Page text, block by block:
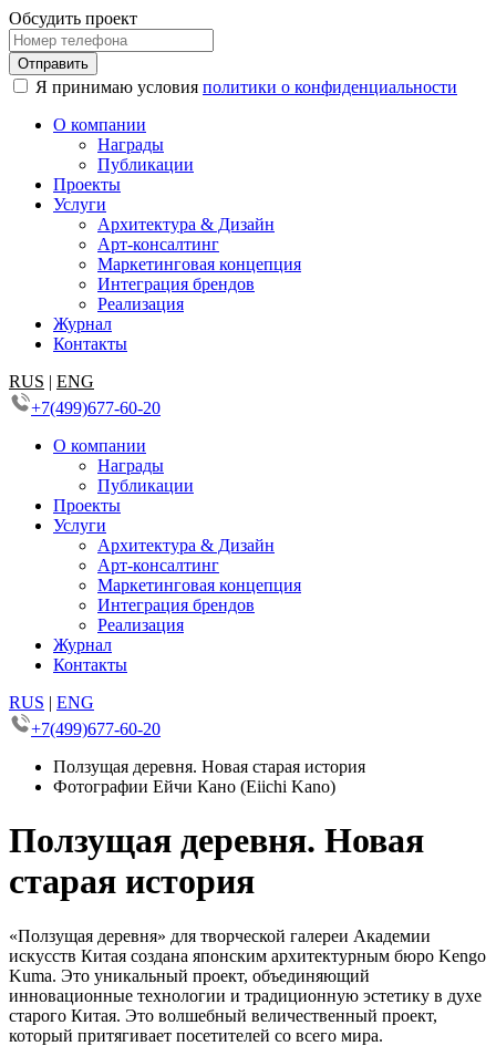
Обсудить проект
Я принимаю условия политики о конфиденциальности
О компании
Награды
Публикации
Проекты
Услуги
Архитектура & Дизайн
Арт-консалтинг
Маркетинговая концепция
Интеграция брендов
Реализация
Журнал
Контакты
RUS | ENG
+7(499)677-60-20
О компании
Награды
Публикации
Проекты
Услуги
Архитектура & Дизайн
Арт-консалтинг
Маркетинговая концепция
Интеграция брендов
Реализация
Журнал
Контакты
RUS | ENG
+7(499)677-60-20
Ползущая деревня. Новая старая история
Фотографии Ейчи Кано (Eiichi Kano)
Ползущая деревня. Новая
старая история
«Ползущая деревня» для творческой галереи Академии
искусств Китая создана японским архитектурным бюро Kengo
Kuma. Это уникальный проект, объединяющий
инновационные технологии и традиционную эстетику в духе
старого Китая. Это волшебный величественный проект,
который притягивает посетителей со всего мира.